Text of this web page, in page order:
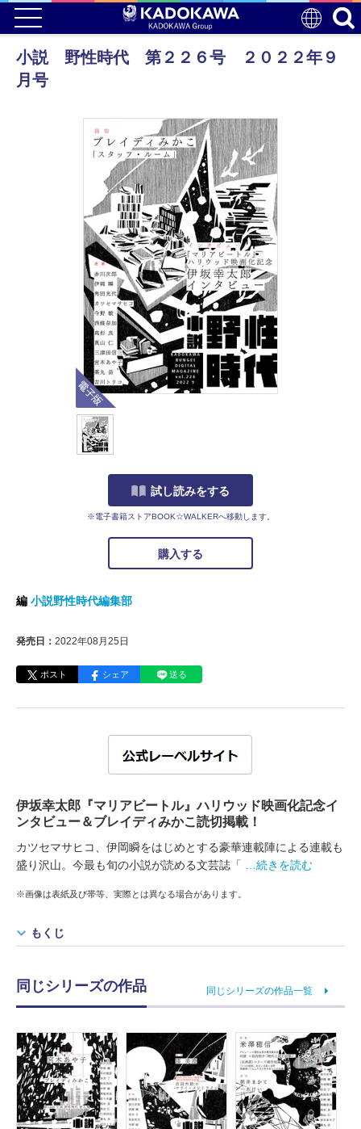
小説 野性時代 第２２６号 ２０２２年９
月号
電子版
試し読みをする
※電子書籍ストアBOOK☆WALKERへ移動します。
購入する
編 小説野性時代編集部
発売日： 2022年08月25日
ポスト シェア 送る
伊坂幸太郎『マリアビートル』ハリウッド映画化記念イ
ンタビュー＆ブレイディみかこ読切掲載！
カツセマサヒコ、伊岡瞬をはじめとする豪華連載陣による連載も
盛り沢山。今最も旬の小説が読める文芸誌「
…続きを読む
※画像は表紙及び帯等、実際とは異なる場合があります。
もくじ
同じシリーズの作品 同じシリーズの作品一覧